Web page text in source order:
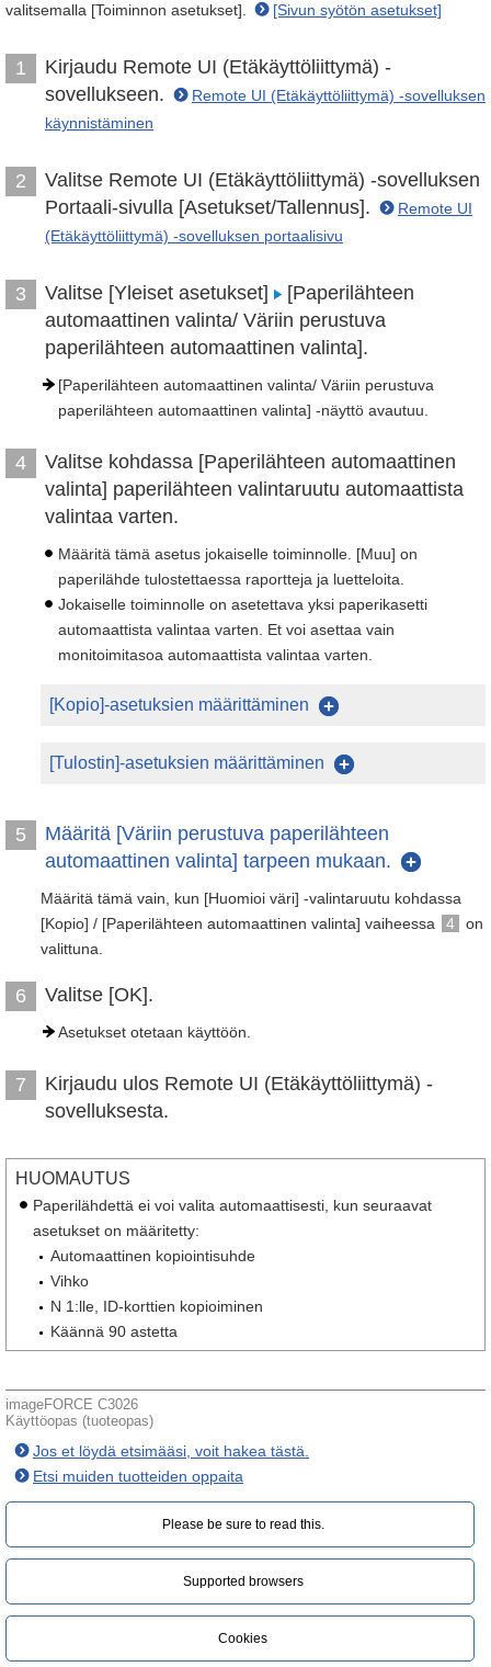
valitsemalla [Toiminnon asetukset].
[Sivun syötön asetukset]
1
Kirjaudu Remote UI (Etäkäyttöliittymä) -
sovellukseen.
Remote UI (Etäkäyttöliittymä) -sovelluksen
käynnistäminen
2
Valitse Remote UI (Etäkäyttöliittymä) -sovelluksen
Portaali-sivulla [Asetukset/Tallennus].
Remote UI
(Etäkäyttöliittymä) -sovelluksen portaalisivu
3 Valitse [Yleiset asetukset]
[Paperilähteen
automaattinen valinta/ Väriin perustuva
paperilähteen automaattinen valinta].
[Paperilähteen automaattinen valinta/ Väriin perustuva
paperilähteen automaattinen valinta] -näyttö avautuu.
4
Valitse kohdassa [Paperilähteen automaattinen
valinta] paperilähteen valintaruutu automaattista
valintaa varten.
Määritä tämä asetus jokaiselle toiminnolle. [Muu] on
paperilähde tulostettaessa raportteja ja luetteloita.
Jokaiselle toiminnolle on asetettava yksi paperikasetti
automaattista valintaa varten. Et voi asettaa vain
monitoimitasoa automaattista valintaa varten.
[Kopio]-asetuksien määrittäminen
[Tulostin]-asetuksien määrittäminen
5
Määritä [Väriin perustuva paperilähteen
automaattinen valinta] tarpeen mukaan.
Määritä tämä vain, kun [Huomioi väri] -valintaruutu kohdassa
[Kopio] / [Paperilähteen automaattinen valinta] vaiheessa
4
on
valittuna.
6 Valitse [OK].
Asetukset otetaan käyttöön.
7
Kirjaudu ulos Remote UI (Etäkäyttöliittymä) -
sovelluksesta.
HUOMAUTUS
Paperilähdettä ei voi valita automaattisesti, kun seuraavat
asetukset on määritetty:
Automaattinen kopiointisuhde
Vihko
N 1:lle, ID-korttien kopioiminen
Käännä 90 astetta
imageFORCE C3026
Käyttöopas (tuoteopas)
Jos et löydä etsimääsi, voit hakea tästä.
Etsi muiden tuotteiden oppaita
Please be sure to read this.‎
Supported browsers
Cookies